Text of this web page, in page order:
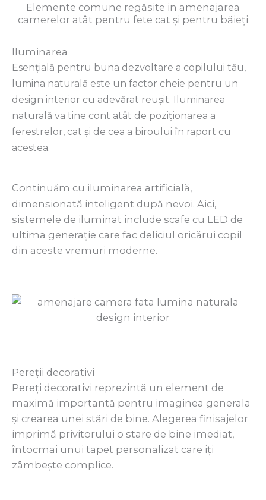
Elemente comune regăsite in amenajarea
camerelor atât pentru fete cat și pentru băieți
Iluminarea
Esențială pentru buna dezvoltare a copilului tău,
lumina naturală este un factor cheie pentru un
design interior cu adevărat reușit. Iluminarea
naturală va tine cont atât de poziționarea a
ferestrelor, cat și de cea a biroului în raport cu
acestea.
Continuăm cu iluminarea artificială,
dimensionată inteligent după nevoi. Aici,
sistemele de iluminat include scafe cu LED de
ultima generație care fac deliciul oricărui copil
din aceste vremuri moderne.
Pereții decorativi
Pereți decorativi reprezintă un element de
maximă importantă pentru imaginea generala
și crearea unei stări de bine. Alegerea finisajelor
imprimă privitorului o stare de bine imediat,
întocmai unui tapet personalizat care iți
zâmbește complice.